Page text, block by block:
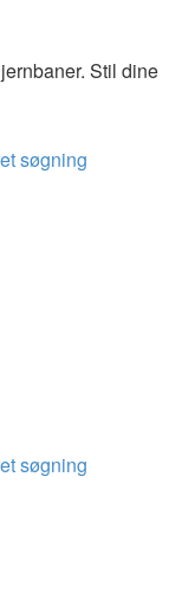
Stil dine
søgning
søgning